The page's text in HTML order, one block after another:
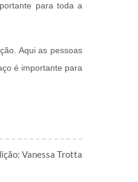
para toda a
Aqui as pessoas
é importante para
Vanessa Trotta